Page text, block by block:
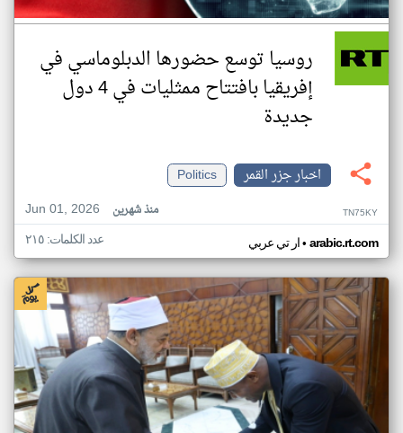
روسيا توسع حضورها الدبلوماسي في
إفريقيا بافتتاح ممثليات في 4 دول
جديدة
اخبار جزر القمر
Politics
Jun 01, 2026
منذ شهرين TN75KY
ار تي عربي• arabic.rt.com عدد الكلمات: ٢١٥